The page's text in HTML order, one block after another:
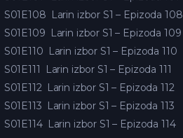
S01E108 Larin izbor S1 – Epizoda 108
S01E109 Larin izbor S1 – Epizoda 109
S01E110 Larin izbor S1 – Epizoda 110
S01E111
Larin izbor S1 – Epizoda 111
S01E112 Larin izbor S1 – Epizoda 112
S01E113 Larin izbor S1 – Epizoda 113
S01E114 Larin izbor S1 – Epizoda 114